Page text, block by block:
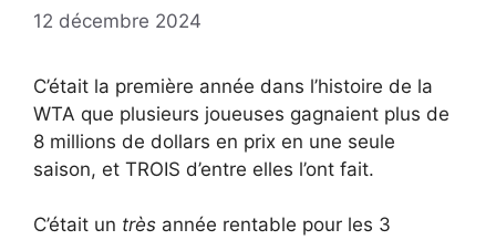
12 décembre 2024
C’était la première année dans l’histoire de la
WTA que plusieurs joueuses gagnaient plus de
8 millions de dollars en prix en une seule
saison, et TROIS d’entre elles l’ont fait.
C’était un très année rentable pour les 3